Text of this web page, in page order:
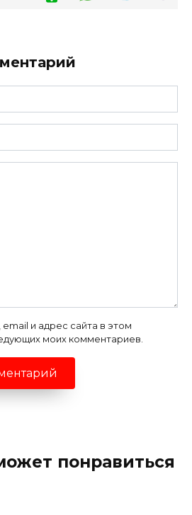
и адрес сайта в этом
моих комментариев.
понравиться